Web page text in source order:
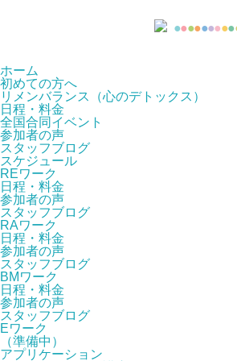
●●●●●●●●●
ホーム
初めての方へ
リメンバランス（心のデトックス）
日程・料金
全国合同イベント
参加者の声
スタッフブログ
スケジュール
REワーク
日程・料金
参加者の声
スタッフブログ
RAワーク
日程・料金
参加者の声
スタッフブログ
BMワーク
日程・料金
参加者の声
スタッフブログ
Eワーク
（準備中）
アプリケーション